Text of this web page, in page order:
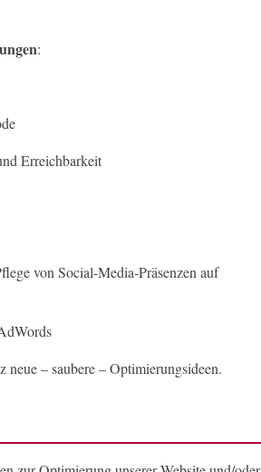
:
Erreichbarkeit
von Social-Media-Präsenzen auf
– saubere – Optimierungsideen.